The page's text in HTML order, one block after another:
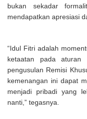
bukan sekadar
mendapatkan apresiasi
“Idul Fitri adalah
ketaatan pada aturan
pengusulan Remisi
kemenangan ini dapat
menjadi pribadi yang
nanti,” tegasnya.